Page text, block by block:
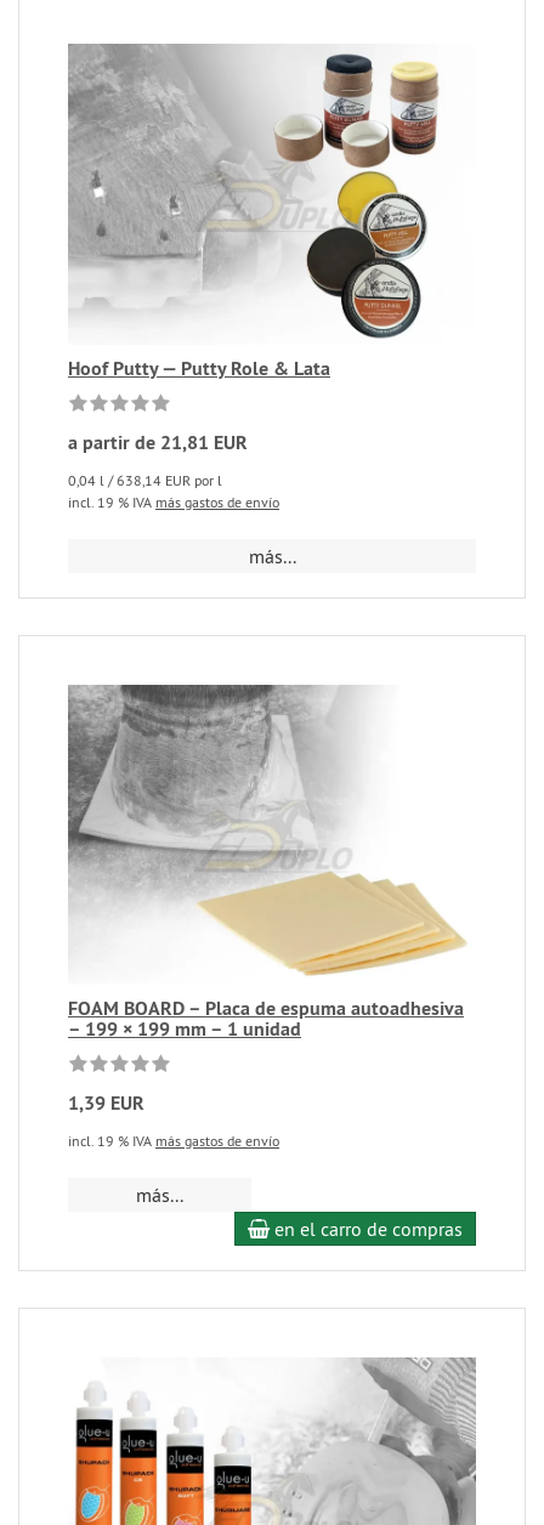
Hoof Putty — Putty Role & Lata
a partir de 21,81 EUR
0,04 l / 638,14 EUR por l
incl. 19 % IVA más gastos de envío
más...
FOAM BOARD – Placa de espuma autoadhesiva
– 199 × 199 mm – 1 unidad
1,39 EUR
incl. 19 % IVA más gastos de envío
más...
en el carro de compras